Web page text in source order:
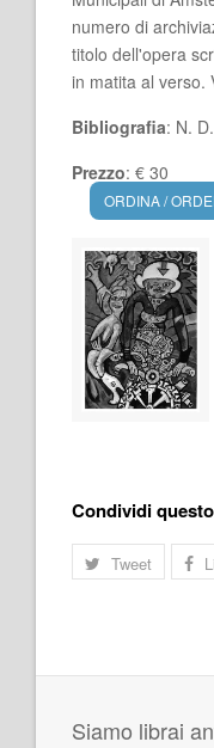
numero di
titolo dell'opera
in matita al verso.
Bibliografia: N. D.
Prezzo: € 30
ORDINA /
Condividi
Tweet
Siamo librai